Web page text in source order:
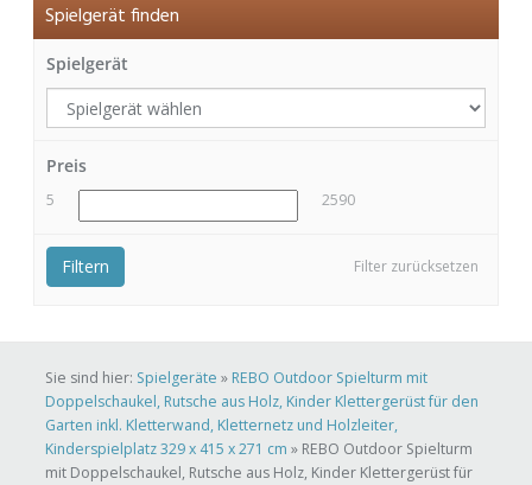
Spielgerät finden
Spielgerät
Preis
5 2590
Filter zurücksetzen
Filtern
Sie sind hier: Spielgeräte » REBO Outdoor Spielturm mit
Doppelschaukel, Rutsche aus Holz, Kinder Klettergerüst für den
Garten inkl. Kletterwand, Kletternetz und Holzleiter,
Kinderspielplatz 329 x 415 x 271 cm » REBO Outdoor Spielturm
mit Doppelschaukel, Rutsche aus Holz, Kinder Klettergerüst für